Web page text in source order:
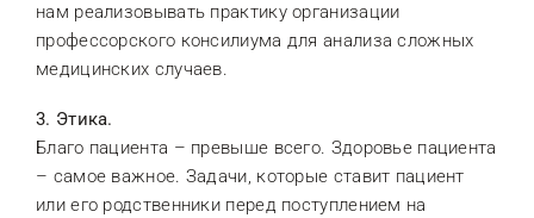
нам реализовывать практику организации
профессорского консилиума для анализа сложных
медицинских случаев.
3. Этика.
Благо пациента – превыше всего. Здоровье пациента
– самое важное. Задачи, которые ставит пациент
или его родственники перед поступлением на